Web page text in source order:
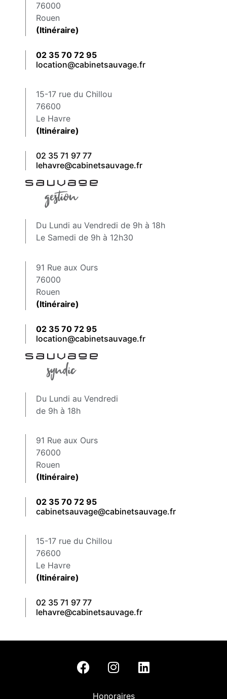
76000
Rouen
(Itinéraire)
02 35 70 72 95
location@cabinetsauvage.fr
15-17 rue du Chillou
76600
Le Havre
(Itinéraire)
02 35 71 97 77
lehavre@cabinetsauvage.fr
Du Lundi au Vendredi de 9h à 18h
Le Samedi de 9h à 12h30
91 Rue aux Ours
76000
Rouen
(Itinéraire)
02 35 70 72 95
location@cabinetsauvage.fr
Du Lundi au Vendredi
de 9h à 18h
91 Rue aux Ours
76000
Rouen
(Itinéraire)
02 35 70 72 95
cabinetsauvage@cabinetsauvage.fr
15-17 rue du Chillou
76600
Le Havre
(Itinéraire)
02 35 71 97 77
lehavre@cabinetsauvage.fr
Honoraires